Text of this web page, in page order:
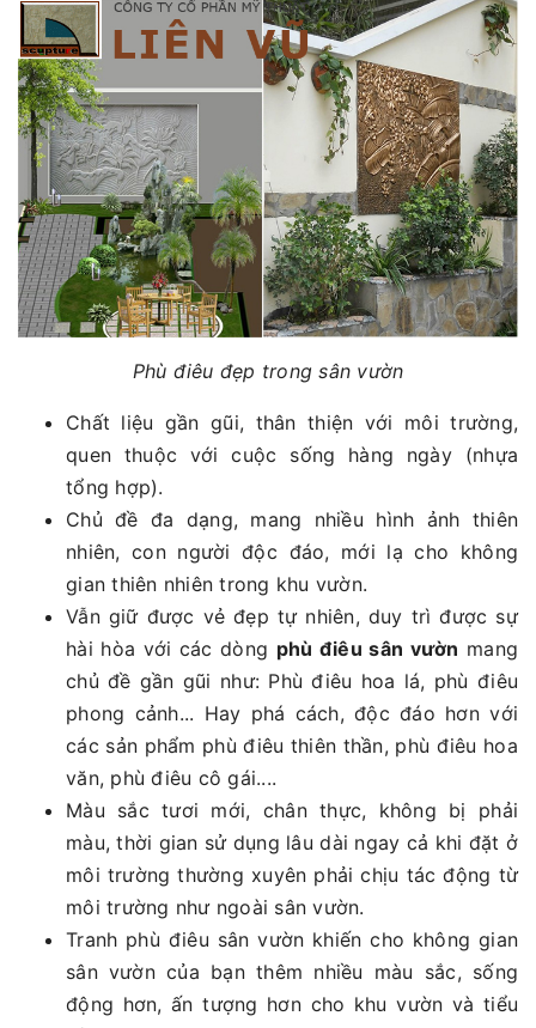
Phù điêu đẹp trong sân vườn
Chất liệu gần gũi, thân thiện với môi trường,
quen thuộc với cuộc sống hàng ngày (nhựa
tổng hợp).
Chủ đề đa dạng, mang nhiều hình ảnh thiên
nhiên, con người độc đáo, mới lạ cho không
gian thiên nhiên trong khu vườn.
Vẫn giữ được vẻ đẹp tự nhiên, duy trì được sự
hài hòa với các dòng phù điêu sân vườn mang
chủ đề gần gũi như: Phù điêu hoa lá, phù điêu
phong cảnh... Hay phá cách, độc đáo hơn với
các sản phẩm phù điêu thiên thần, phù điêu hoa
văn, phù điêu cô gái....
Màu sắc tươi mới, chân thực, không bị phải
màu, thời gian sử dụng lâu dài ngay cả khi đặt ở
môi trường thường xuyên phải chịu tác động từ
môi trường như ngoài sân vườn.
Tranh phù điêu sân vườn khiến cho không gian
sân vườn của bạn thêm nhiều màu sắc, sống
động hơn, ấn tượng hơn cho khu vườn và tiểu